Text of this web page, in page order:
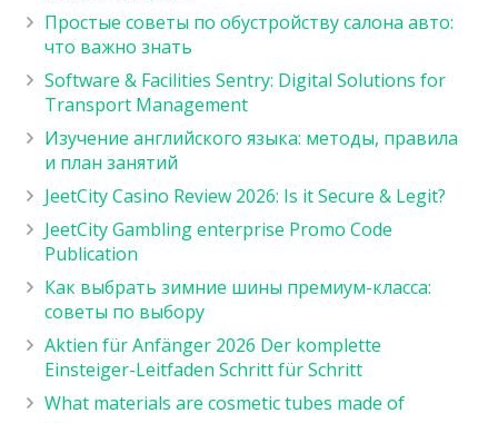
Простые советы по обустройству салона авто:
что важно знать
Software & Facilities Sentry: Digital Solutions for
Transport Management
Изучение английского языка: методы, правила
и план занятий
JeetCity Casino Review 2026: Is it Secure & Legit?
JeetCity Gambling enterprise Promo Code
Publication
Как выбрать зимние шины премиум-класса:
советы по выбору
Aktien für Anfänger 2026 Der komplette
Einsteiger-Leitfaden Schritt für Schritt
What materials are cosmetic tubes made of